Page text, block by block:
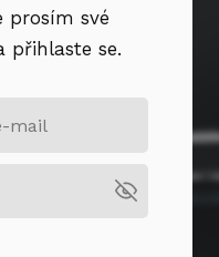
prosím své
přihlaste se.